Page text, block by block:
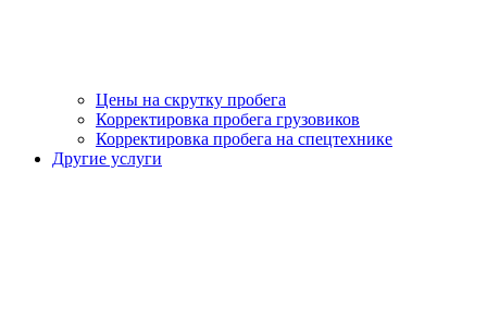
Цены на скрутку пробега
Корректировка пробега грузовиков
Корректировка пробега на спецтехнике
Другие услуги